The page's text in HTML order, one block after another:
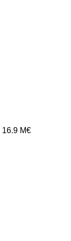
16.9 M€